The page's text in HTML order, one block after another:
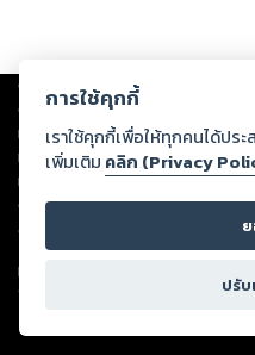
Copyright © 2026
ต่อผลงานหรือเนื้อหาใดที่อัปโหลดผ่าน
ทรัพย์สินทางปัญญาของบุคคลอื่นหรือ
ทุกท่านโปรดใช้วิจารณญาณในการกลั่
หนึ่งส่วนใดขัดต่อกฎหมายและศีลธรร
ดำเนินการในทันที ทั้งนี้ ทางสตอรี่ล็
ลิขสิทธิ์ พ.ศ. 2537 (ฉบับล่าสุด)
For support: member@ookbee.com
Version
การใช้คุกกี้
เราใช้คุกกี้เพื่อให้ทุกคนได้ปร
เพิ่มเติม คลิก (Privacy
ปรั